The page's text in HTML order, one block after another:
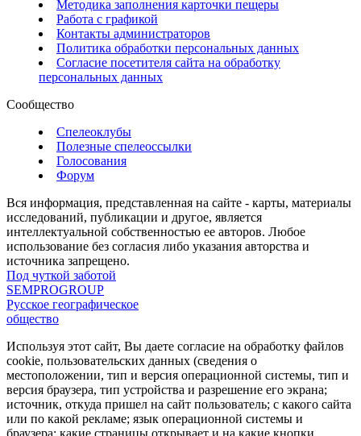
Методика заполнения карточки пещеры
Работа с графикой
Контакты администраторов
Политика обработки персональных данных
Согласие посетителя сайта на обработку
персональных данных
Сообщество
Спелеоклубы
Полезные спелеоссылки
Голосования
Форум
Вся информация, представленная на сайте - карты, материалы
исследований, публикации и другое, является
интеллектуальной собственностью ее авторов. Любое
использование без согласия либо указания авторства и
источника запрещено.
Под чуткой заботой
SEMPROGROUP
Русское географическое
общество
Используя этот сайт, Вы даете согласие на обработку файлов
cookie, пользовательских данных (сведения о
местоположении, тип и версия операционной системы, тип и
версия браузера, тип устройства и разрешение его экрана;
источник, откуда пришел на сайт пользователь; с какого сайта
или по какой рекламе; язык операционной системы и
браузера; какие страницы открывает и на какие кнопки